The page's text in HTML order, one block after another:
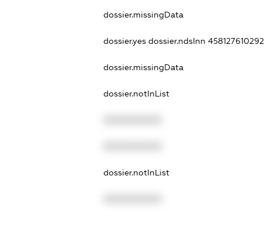
dossier.missingData
dossier.yes dossier.ndsInn 458127610292
dossier.missingData
dossier.notInList
dossier.notInList